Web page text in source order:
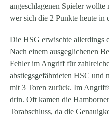
angeschlagenen Spieler
wer sich die 2 Punkte heute in
Die HSG erwischte allerdings
Nach einem ausgeglichenen
Fehler im Angriff für
abstiegsgefährdeten HSC und
mit 3 Toren zurück. Im
drin. Oft kamen die
Torabschluss, da die